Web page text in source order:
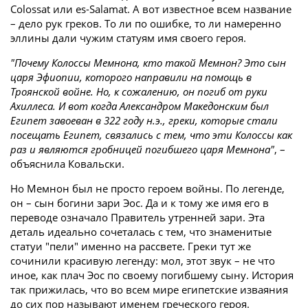
Colossat или es-Salamat. А вот известное всем название
– дело рук греков. То ли по ошибке, то ли намеренно
эллины дали чужим статуям имя своего героя.
"Почему Колоссы Мемнона, кто такой Мемнон? Это сын
царя Эфиопии, которого направили на помощь в
Троянской войне. Но, к сожалению, он погиб от руки
Ахиллеса. И вот когда Александром Македонским был
Египет завоеван в 322 году н.э., греки, которые стали
посещать Египет, связались с тем, что эти Колоссы как
раз и являются гробницей погибшего царя Мемнона", –
объяснила Ковальски.
Но Мемнон был не просто героем войны. По легенде,
он – сын богини зари Эос. Да и к тому же имя его в
переводе означало Правитель утренней зари. Эта
деталь идеально сочеталась с тем, что знаменитые
статуи "пели" именно на рассвете. Греки тут же
сочинили красивую легенду: мол, этот звук – не что
иное, как плач Эос по своему погибшему сыну. История
так прижилась, что во всем мире египетские изваяния
до сих пор называют именем греческого героя.